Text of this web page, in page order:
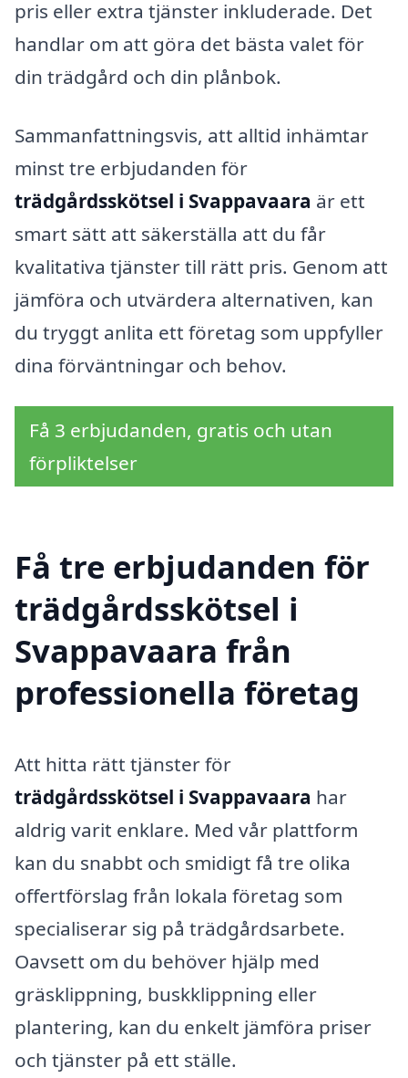
pris eller extra tjänster inkluderade. Det
handlar om att göra det bästa valet för
din trädgård och din plånbok.
Sammanfattningsvis, att alltid inhämtar
minst tre erbjudanden för
trädgårdsskötsel i Svappavaara är ett
smart sätt att säkerställa att du får
kvalitativa tjänster till rätt pris. Genom att
jämföra och utvärdera alternativen, kan
du tryggt anlita ett företag som uppfyller
dina förväntningar och behov.
Få 3 erbjudanden, gratis och utan
förpliktelser
Få tre erbjudanden för
trädgårdsskötsel i
Svappavaara från
professionella företag
Att hitta rätt tjänster för
trädgårdsskötsel i Svappavaara har
aldrig varit enklare. Med vår plattform
kan du snabbt och smidigt få tre olika
offertförslag från lokala företag som
specialiserar sig på trädgårdsarbete.
Oavsett om du behöver hjälp med
gräsklippning, buskklippning eller
plantering, kan du enkelt jämföra priser
och tjänster på ett ställe.